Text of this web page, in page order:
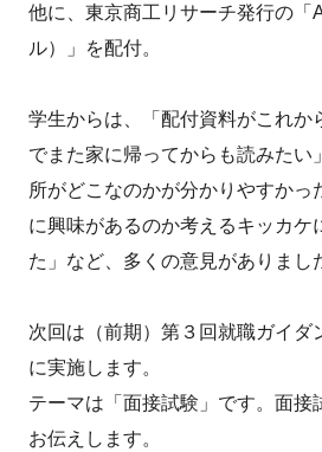
他に、東京商工リサーチ発行の「
ル）」を配付。
学生からは、「配付資料がこれか
でまた家に帰ってからも読みたい
所がどこなのかが分かりやすかっ
に興味があるのか考えるキッカケ
た」など、多くの意見がありまし
次回は（前期）第３回就職ガイダ
に実施します。
テーマは「面接試験」です。面接
お伝えします。